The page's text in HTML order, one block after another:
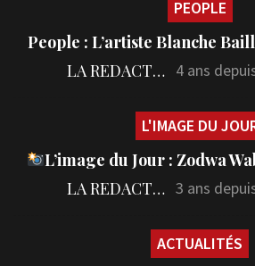
PEOPLE
People : L’artiste Blanche
LA REDACTION 4 ans
L'IMAGE DU
L’image du Jour : Zodwa
LA REDACTION 3 ans
ACTUALITÉS